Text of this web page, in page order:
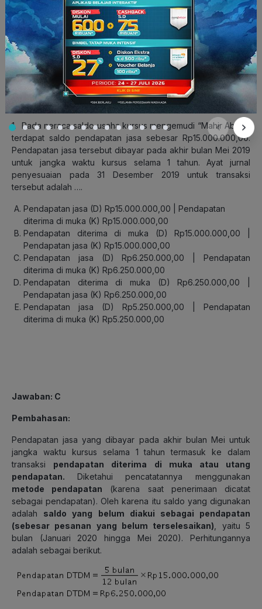
EKONOMI
Topik : Tahap Pengikhtisaran Perusahaan Jasa
Subtopik : Jurnal Penyesuaian Perusahaan Jasa
1. Pada neraca saldo usaha kursus mengemudi “Mahir Abadi”
terdapat saldo pendapatan jasa sebesar Rp15.000.000,00.
Pendapatan jasa tersebut dibayar pada akhir bulan Mei 2019
untuk jangka waktu kursus selama 1 tahun. Ayat jurnal
penyesuaian pada 31 Desember 2019 untuk transaksi
tersebut adalah ….
Pendapatan jasa (D) Rp15.000.000,00 | Pendapatan
diterima di muka (K) Rp15.000.000,00
Pendapatan diterima di muka (D) Rp15.000.000,00 |
Pendapatan jasa (K) Rp15.000.000,00
Pendapatan jasa (D) Rp6.250.000,00 | Pendapatan
diterima di muka (K) Rp6.250.000,00
Pendapatan diterima di muka (D) Rp6.250.000,00 |
Pendapatan jasa (K) Rp6.250.000,00
Pendapatan jasa (D) Rp5.250.000,00 | Pendapatan
diterima di muka (K) Rp5.250.000,00
Jawaban: C
Pembahasan:
Pendapatan jasa yang dibayar pada akhir bulan Mei untuk
jangka waktu kursus selama 1 tahun termasuk ke dalam
transaksi pendapatan diterima di muka atau utang
pendapatan. Diketahui pencatatannya menggunakan
metode pendapatan (karena saat penerimaan dicatat
sebagai pendapatan). Oleh karena itu saldo yang digunakan
adalah saldo yang belum diakui sebagai pendapatan
(sebesar pesanan yang belum terselesaikan) , yaitu 5
bulan (Januari 2020 hingga Mei 2020). Perhitungannya
adalah sebagai berikut.